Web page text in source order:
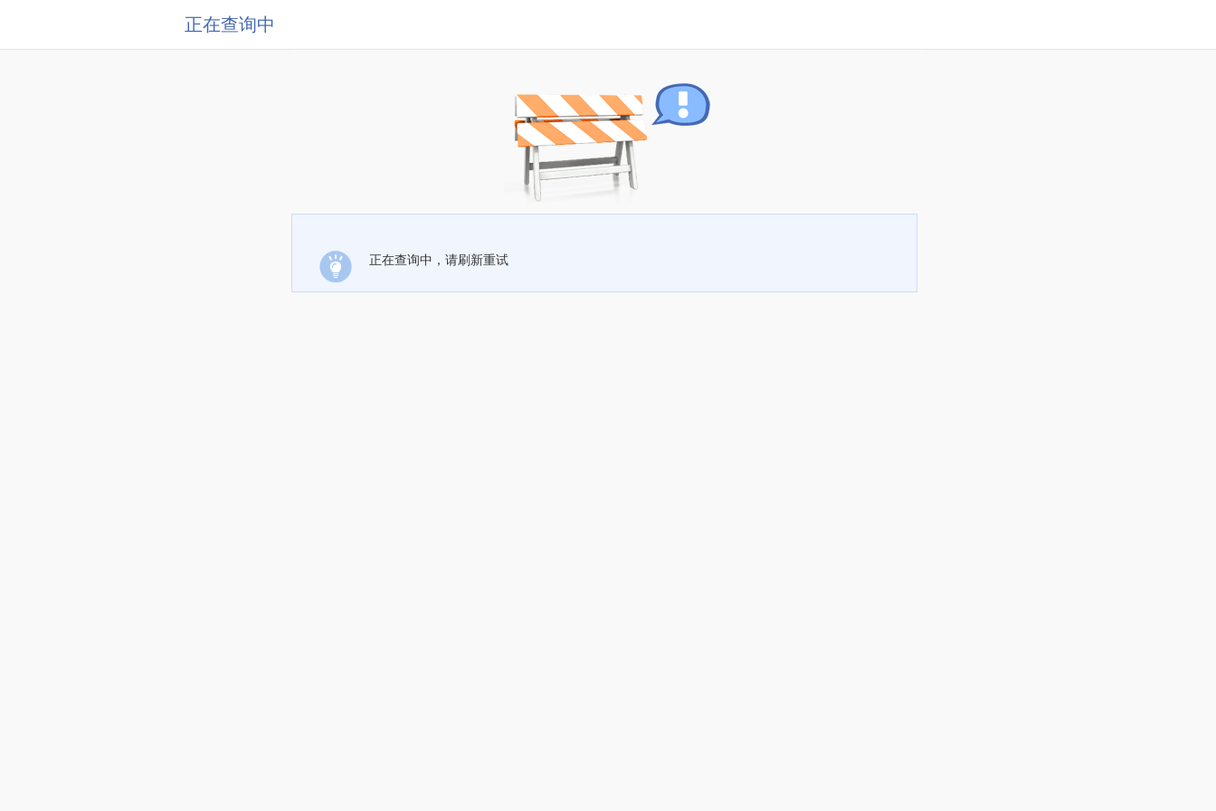
正在查询中
正在查询中，请刷新重试